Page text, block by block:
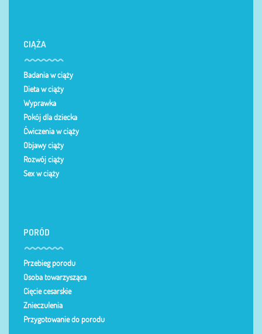
CIĄŻA
Badania w ciąży
Dieta w ciąży
Wyprawka
Pokój dla dziecka
Ćwiczenia w ciąży
Objawy ciąży
Rozwój ciąży
Sex w ciąży
PORÓD
Przebieg porodu
Osoba towarzysząca
Cięcie cesarskie
Znieczulenia
Przygotowanie do porodu